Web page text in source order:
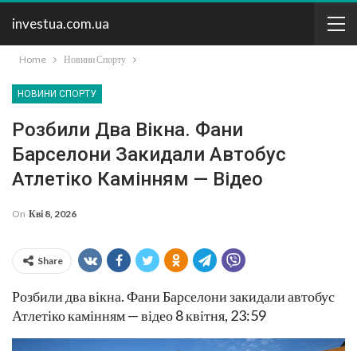
investua.com.ua
Home Новини Спорту
НОВИНИ СПОРТУ
Розбили Два Вікна. Фани
Барселони Закидали Автобус
Атлетіко Камінням — Відео
On Кві 8, 2026
Share
Розбили два вікна. Фани Барселони закидали автобус
Атлетіко камінням — відео 8 квітня, 23:59